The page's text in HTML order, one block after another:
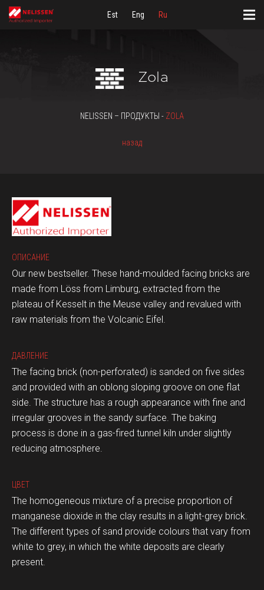
Est Eng Ru
Zola
NELISSEN – ПРОДУКТЫ - ZOLA
назад
ОПИСАНИЕ
Our new bestseller. These hand-moulded facing bricks are
made from Löss from Limburg, extracted from the
plateau of Kesselt in the Meuse valley and revalued with
raw materials from the Volcanic Eifel.
ДАВЛЕНИЕ
The facing brick (non-perforated) is sanded on five sides
and provided with an oblong sloping groove on one flat
side. The structure has a rough appearance with fine and
irregular grooves in the sandy surface. The baking
process is done in a gas-fired tunnel kiln under slightly
reducing atmosphere.
ЦВЕТ
The homogeneous mixture of a precise proportion of
manganese dioxide in the clay results in a light-grey brick.
The different types of sand provide colours that vary from
white to grey, in which the white deposits are clearly
present.